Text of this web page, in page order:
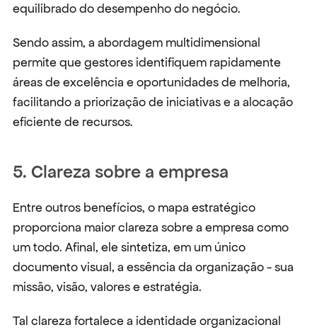
equilibrado do desempenho do negócio.
Sendo assim, a abordagem multidimensional
permite que gestores identifiquem rapidamente
áreas de excelência e oportunidades de melhoria,
facilitando a priorização de iniciativas e a alocação
eficiente de recursos.
5. Clareza sobre a empresa
Entre outros benefícios, o mapa estratégico
proporciona maior clareza sobre a empresa como
um todo. Afinal, ele sintetiza, em um único
documento visual, a essência da organização - sua
missão, visão, valores e estratégia.
Tal clareza fortalece a identidade organizacional